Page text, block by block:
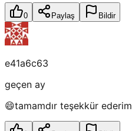
0 Paylaş Bildir
e41a6c63
geçen ay
😄tamamdır teşekkür